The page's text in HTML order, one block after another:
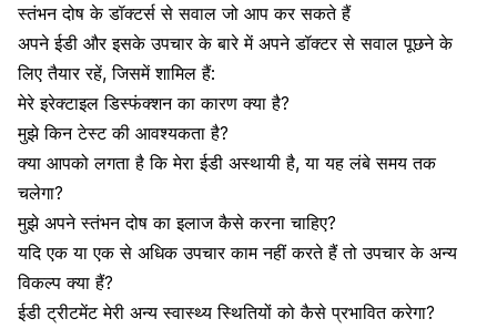
स्तंभन दोष के डॉक्टर्स से सवाल जो आप कर सकते हैं
अपने ईडी और इसके उपचार के बारे में अपने डॉक्टर से सवाल पूछने के
लिए तैयार रहें, जिसमें शामिल हैं:
मेरे इरेक्टाइल डिस्फंक्शन का कारण क्या है?
मुझे किन टेस्ट की आवश्यकता है?
क्या आपको लगता है कि मेरा ईडी अस्थायी है, या यह लंबे समय तक
चलेगा?
मुझे अपने स्तंभन दोष का इलाज कैसे करना चाहिए?
यदि एक या एक से अधिक उपचार काम नहीं करते हैं तो उपचार के अन्य
विकल्प क्या हैं?
ईडी ट्रीटमेंट मेरी अन्य स्वास्थ्य स्थितियों को कैसे प्रभावित करेगा?